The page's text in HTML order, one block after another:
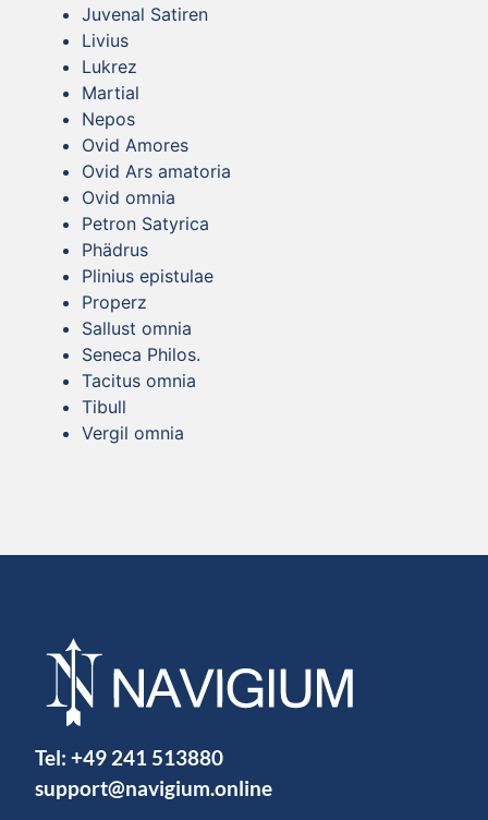
Juvenal Satiren
Livius
Lukrez
Martial
Nepos
Ovid Amores
Ovid Ars amatoria
Ovid omnia
Petron Satyrica
Phädrus
Plinius epistulae
Properz
Sallust omnia
Seneca Philos.
Tacitus omnia
Tibull
Vergil omnia
Tel: +49 241 513880
support@navigium.online